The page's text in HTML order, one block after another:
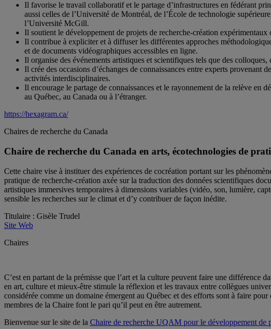
Il favorise le travail collaboratif et le partage d’infrastructures en fédérant
aussi celles de l’Université de Montréal, de l’École de technologie
l’Université McGill.
Il soutient le développement de projets de recherche-création
Il contribue à expliciter et à diffuser les différentes approches
et de documents vidéographiques accessibles en ligne.
Il organise des événements artistiques et scientifiques tels que des
Il crée des occasions d’échanges de connaissances entre experts
activités interdisciplinaires.
Il encourage le partage de connaissances et le rayonnement de la relève en
au Québec, au Canada ou à l’étranger.
https://hexagram.ca/
Chaires de recherche du Canada
Chaire de recherche du Canada en arts, écotechnologies de
Cette chaire vise à instituer des expériences de cocréation portant sur les
pratique de recherche-création axée sur la traduction des données scientifiques
artistiques immersives temporaires à dimensions variables (vidéo, son, lumière,
sensible les recherches sur le climat et d’y contribuer de façon inédite.
Titulaire : Gisèle Trudel
Site Web
Chaires
C’est en partant de la prémisse que l’art et la culture peuvent faire une
en art, culture et mieux-être stimule la réflexion et les travaux entre collègues
considérée comme un domaine émergent au Québec et des efforts sont à faire
membres de la Chaire font le pari qu’il peut en être autrement.
Bienvenue sur le site de la Chaire de recherche UQAM pour le développement de